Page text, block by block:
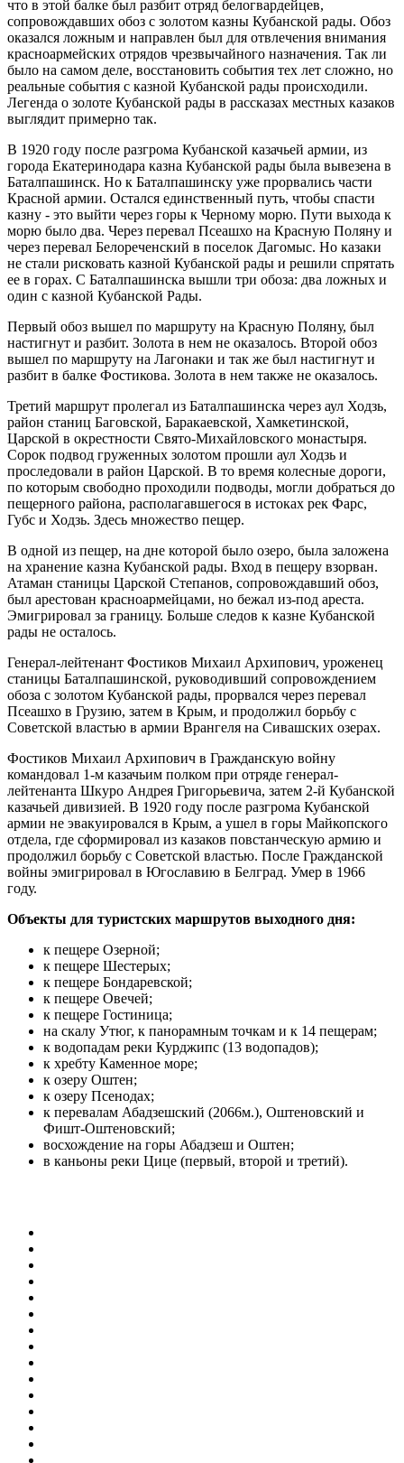
что в этой балке был разбит отряд белогвардейцев,
сопровождавших обоз с золотом казны Кубанской рады. Обоз
оказался ложным и направлен был для отвлечения внимания
красноармейских отрядов чрезвычайного назначения. Так ли
было на самом деле, восстановить события тех лет сложно, но
реальные события с казной Кубанской рады происходили.
Легенда о золоте Кубанской рады в рассказах местных казаков
выглядит примерно так.
В 1920 году после разгрома Кубанской казачьей армии, из
города Екатеринодара казна Кубанской рады была вывезена в
Баталпашинск. Но к Баталпашинску уже прорвались части
Красной армии. Остался единственный путь, чтобы спасти
казну - это выйти через горы к Черному морю. Пути выхода к
морю было два. Через перевал Псеашхо на Красную Поляну и
через перевал Белореченский в поселок Дагомыс. Но казаки
не стали рисковать казной Кубанской рады и решили спрятать
ее в горах. С Баталпашинска вышли три обоза: два ложных и
один с казной Кубанской Рады.
Первый обоз вышел по маршруту на Красную Поляну, был
настигнут и разбит. Золота в нем не оказалось. Второй обоз
вышел по маршруту на Лагонаки и так же был настигнут и
разбит в балке Фостикова. Золота в нем также не оказалось.
Третий маршрут пролегал из Баталпашинска через аул Ходзь,
район станиц Баговской, Баракаевской, Хамкетинской,
Царской в окрестности Свято-Михайловского монастыря.
Сорок подвод груженных золотом прошли аул Ходзь и
проследовали в район Царской. В то время колесные дороги,
по которым свободно проходили подводы, могли добраться до
пещерного района, располагавшегося в истоках рек Фарс,
Губс и Ходзь. Здесь множество пещер.
В одной из пещер, на дне которой было озеро, была заложена
на хранение казна Кубанской рады. Вход в пещеру взорван.
Атаман станицы Царской Степанов, сопровождавший обоз,
был арестован красноармейцами, но бежал из-под ареста.
Эмигрировал за границу. Больше следов к казне Кубанской
рады не осталось.
Генерал-лейтенант Фостиков Михаил Архипович, уроженец
станицы Баталпашинской, руководивший сопровождением
обоза с золотом Кубанской рады, прорвался через перевал
Псеашхо в Грузию, затем в Крым, и продолжил борьбу с
Советской властью в армии Врангеля на Сивашских озерах.
Фостиков Михаил Архипович в Гражданскую войну
командовал 1-м казачьим полком при отряде генерал-
лейтенанта Шкуро Андрея Григорьевича, затем 2-й Кубанской
казачьей дивизией. В 1920 году после разгрома Кубанской
армии не эвакуировался в Крым, а ушел в горы Майкопского
отдела, где сформировал из казаков повстанческую армию и
продолжил борьбу с Советской властью. После Гражданской
войны эмигрировал в Югославию в Белград. Умер в 1966
году.
Объекты для туристских маршрутов выходного дня:
к пещере Озерной;
к пещере Шестерых;
к пещере Бондаревской;
к пещере Овечей;
к пещере Гостиница;
на скалу Утюг, к панорамным точкам и к 14 пещерам;
к водопадам реки Курджипс (13 водопадов);
к хребту Каменное море;
к озеру Оштен;
к озеру Псенодах;
к перевалам Абадзешский (2066м.), Оштеновский и
Фишт-Оштеновский;
восхождение на горы Абадзеш и Оштен;
в каньоны реки Цице (первый, второй и третий).